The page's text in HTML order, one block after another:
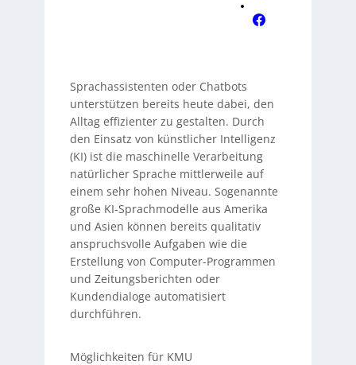
Sprachassistenten oder Chatbots
unterstützen bereits heute dabei, den
Alltag effizienter zu gestalten. Durch
den Einsatz von künstlicher Intelligenz
(KI) ist die maschinelle Verarbeitung
natürlicher Sprache mittlerweile auf
einem sehr hohen Niveau. Sogenannte
große KI-Sprachmodelle aus Amerika
und Asien können bereits qualitativ
anspruchsvolle Aufgaben wie die
Erstellung von Computer-Programmen
und Zeitungsberichten oder
Kundendialoge automatisiert
durchführen.
Möglichkeiten für KMU